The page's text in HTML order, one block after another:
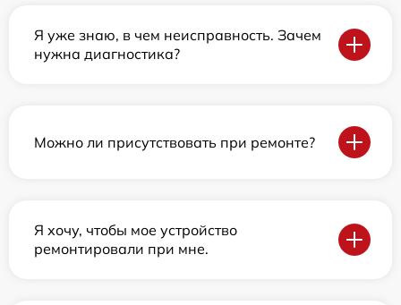
Я уже знаю, в чем неисправность. Зачем
нужна диагностика?
Можно ли присутствовать при ремонте?
Я хочу, чтобы мое устройство
ремонтировали при мне.